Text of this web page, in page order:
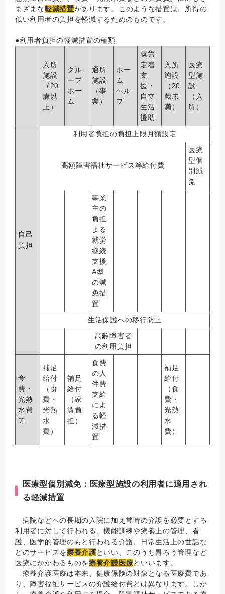
まざまな軽減措置があります。このような措置は、所得の
低い利用者の負担を軽減するためのものです。
●利用者負担の軽減措置の種類
入所
施設
（20
歳以
上）
グル
ープ
ホー
ム
通所
施設
（事
業）
ホー
ム
ヘル
プ
就労
定着
支
援・
自立
生活
援助
入所
施設
（20
歳未
満）
医療
型施
設
（入
所）
自己
負担
利用者負担の負担上限月額設定
高額障害福祉サービス等給付費
医療
型個
別減
免
事業
主の
負担
よる
就労
継続
支援
A型
の減
免措
置
生活保護への移行防止
高齢障害者
の利用負担
食
費・
光熱
水費
等
補足
給付
（食
費・
光熱
水
費）
補足
給付
（家
賃負
担）
食費
の人
件費
支給
によ
る軽
減措
置
補足
給付
（食
費・
光熱
水
費）
医療型個別減免：医療型施設の利用者に適用され
る軽減措置
病院などへの長期の入院に加え常時の介護を必要とする
利用者に対して行われる、機能訓練や療養上の管理、看
護、医学的管理のもと行われる介護、日常生活上の世話な
どのサービスを療養介護といい、このうち胃ろう管理など
医療にかかわるものを療養介護医療といいます。
療養介護医療は本来、健康保険の対象となる医療費であ
り、障害福祉サービスの介護給付費とは異なります。しか